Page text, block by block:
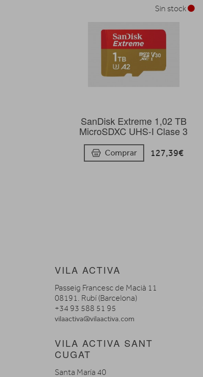
SanDisk Extreme 1,02 TB
MicroSDXC UHS-I Clase 3
Comprar 127,39€
Sin stock
VILA ACTIVA
Passeig Francesc de Macià 11
08191. Rubí (Barcelona)
+34 93 588 51 95
vilaactiva@vilaactiva.com
VILA ACTIVA SANT
CUGAT
Santa María 40